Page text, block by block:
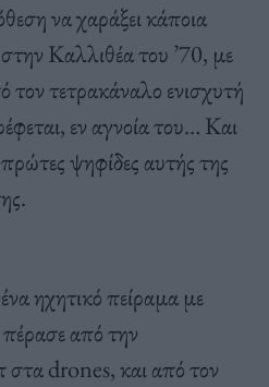
να χαράξει κάποια
Καλλιθέα του ’70, με
τετρακάναλο ενισχυτή
εν αγνοία του… Kαι
ψηφίδες αυτής της
ηχητικό πείραμα με
από την
drones, και από τον